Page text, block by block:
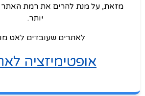
מזאת, על מנת להרים את רמת האתר
יותר.
לאתרים שעובדים לאט
אופטימיזציה